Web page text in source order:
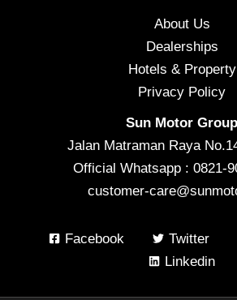
About Us
Dealerships
Hotels & Property
Privacy Policy
Sun Motor Group
Jalan Matraman Raya
Official Whatsapp : 0821-
customer-
Facebook Twitter
Linkedin